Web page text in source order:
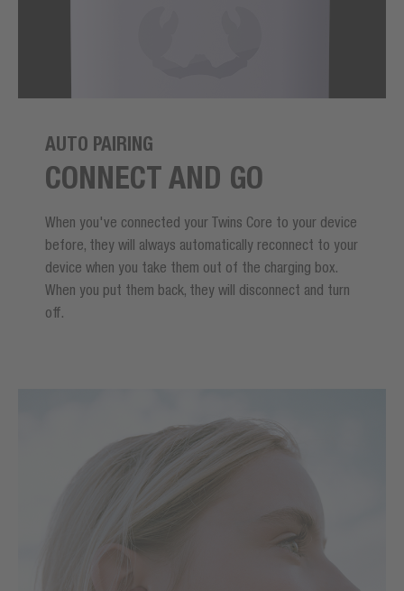
AUTO PAIRING
CONNECT AND GO
When you've connected your Twins Core to your device
before, they will always automatically reconnect to your
device when you take them out of the charging box.
When you put them back, they will disconnect and turn
off.